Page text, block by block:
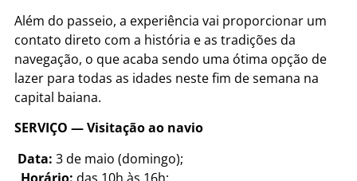
Além do passeio, a experiência vai proporcionar um
contato direto com a história e as tradições da
navegação, o que acaba sendo uma ótima opção de
lazer para todas as idades neste fim de semana na
capital baiana.
SERVIÇO — Visitação ao navio
Data: 3 de maio (domingo);